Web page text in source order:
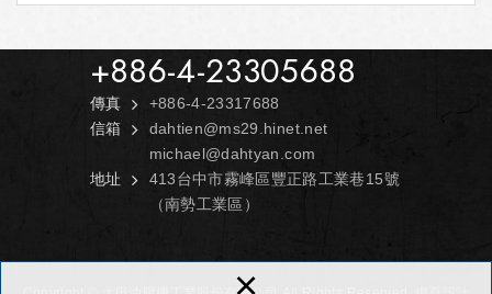
×
+886-4-23305688
傳真
+886-4-23317688
信箱
dahtien@ms29.hinet.net
michael@dahtyan.com
地址
413台中市霧峰區豐正路工業巷15號
（南勢工業區）